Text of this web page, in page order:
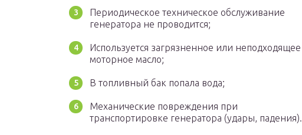
Периодическое техническое обслуживание
генератора не проводится;
Используется загрязненное или неподходящее
моторное масло;
В топливный бак попала вода;
Механические повреждения при
транспортировке генератора (удары, падения).